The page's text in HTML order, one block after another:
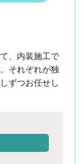
、内装施工で
それぞれが独
ずつお任せし